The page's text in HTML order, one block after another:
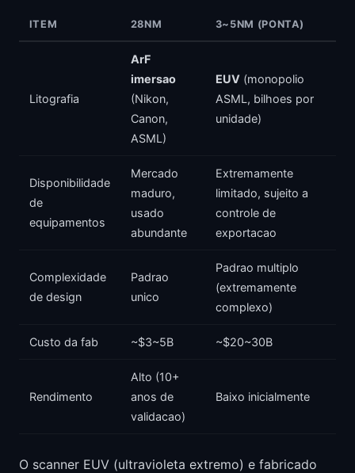
ITEM 28NM 3~5NM (PONTA)
Litografia
ArF
imersao
(Nikon,
Canon,
ASML)
EUV(monopolio
ASML, bilhoes por
unidade)
Disponibilidade
de
equipamentos
Mercado
maduro,
usado
abundante
Extremamente
limitado, sujeito a
controle de
exportacao
Complexidade
de design
Padrao
unico
Padrao multiplo
(extremamente
complexo)
Custo da fab ~$3~5B ~$20~30B
Rendimento
Alto (10+
anos de
validacao)
Baixo inicialmente
O scanner EUV (ultravioleta extremo) e fabricado